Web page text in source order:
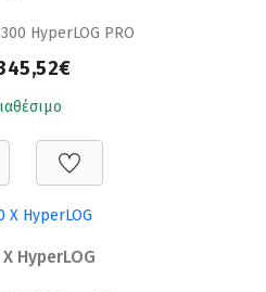
HyperLOG PRO
HyperLOG